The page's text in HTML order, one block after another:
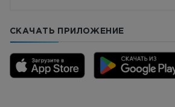
СКАЧАТЬ ПРИЛОЖЕНИЕ